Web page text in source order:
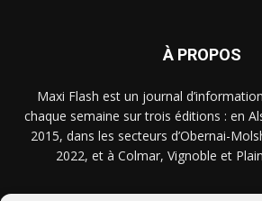
À PROPOS
Maxi Flash est un journal
chaque semaine sur trois éditions : en
2015, dans les secteurs d’Obernai-
2022, et à Colmar, Vignoble et